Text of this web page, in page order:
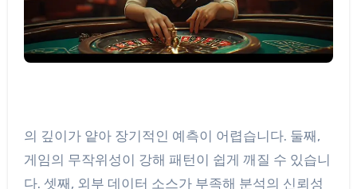
의 깊이가 얕아 장기적인 예측이 어렵습니다. 둘째,
게임의 무작위성이 강해 패턴이 쉽게 깨질 수 있습니
다. 셋째, 외부 데이터 소스가 부족해 분석의 신뢰성